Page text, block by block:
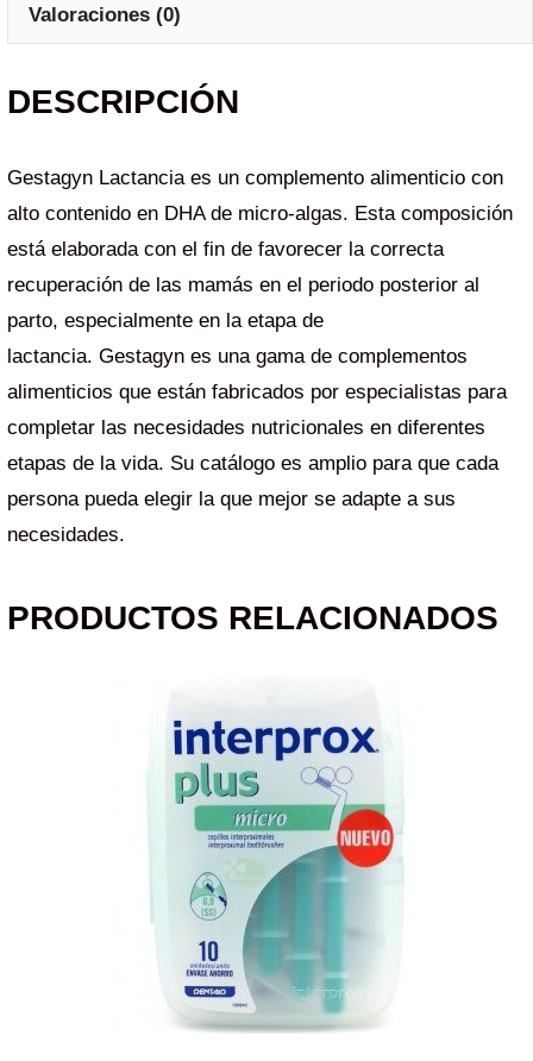
Valoraciones (0)
DESCRIPCIÓN
Gestagyn Lactancia es un complemento alimenticio con
alto contenido en DHA de micro-algas. Esta composición
está elaborada con el fin de favorecer la correcta
recuperación de las mamás en el periodo posterior al
parto, especialmente en la etapa de
lactancia. Gestagyn es una gama de complementos
alimenticios que están fabricados por especialistas para
completar las necesidades nutricionales en diferentes
etapas de la vida. Su catálogo es amplio para que cada
persona pueda elegir la que mejor se adapte a sus
necesidades.
PRODUCTOS RELACIONADOS